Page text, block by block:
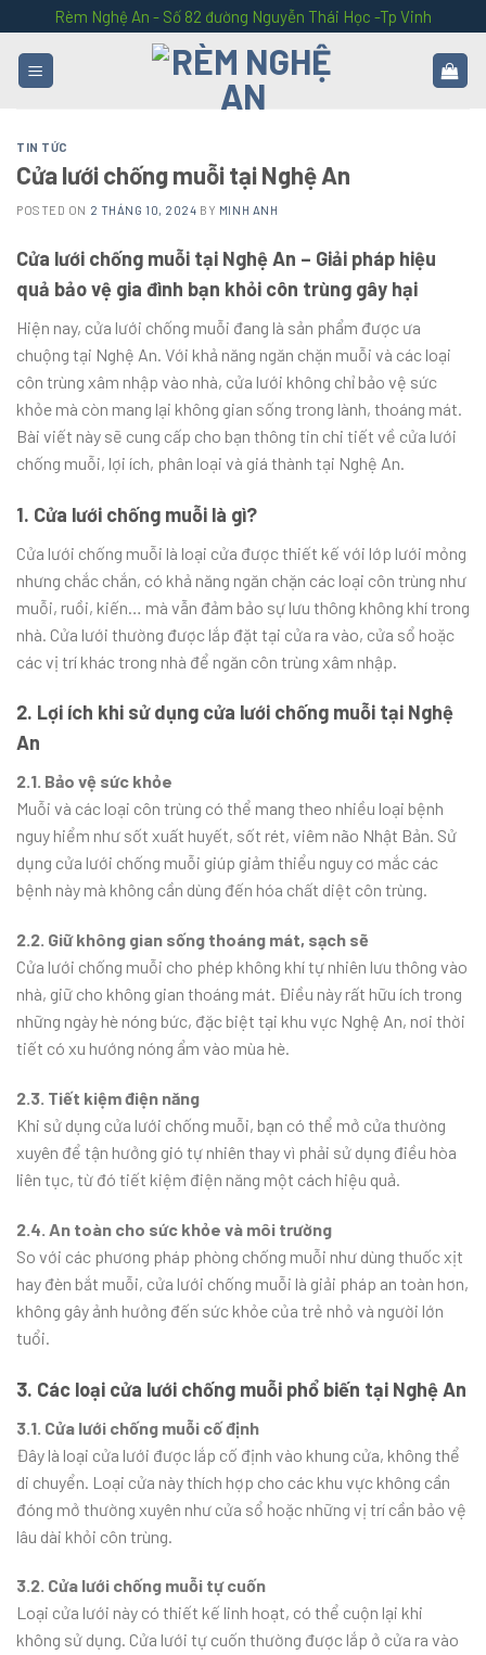
to
content
Rèm Nghệ An - Số 82 đường Nguyễn Thái Học -Tp Vinh
TIN TỨC
Cửa lưới chống muỗi tại Nghệ An
POSTED ON 2 THÁNG 10, 2024 BY MINH ANH
Cửa lưới chống muỗi tại Nghệ An – Giải pháp hiệu
quả bảo vệ gia đình bạn khỏi côn trùng gây hại
Hiện nay, cửa lưới chống muỗi đang là sản phẩm được ưa
chuộng tại Nghệ An. Với khả năng ngăn chặn muỗi và các loại
côn trùng xâm nhập vào nhà, cửa lưới không chỉ bảo vệ sức
khỏe mà còn mang lại không gian sống trong lành, thoáng mát.
Bài viết này sẽ cung cấp cho bạn thông tin chi tiết về cửa lưới
chống muỗi, lợi ích, phân loại và giá thành tại Nghệ An.
1. Cửa lưới chống muỗi là gì?
Cửa lưới chống muỗi là loại cửa được thiết kế với lớp lưới mỏng
nhưng chắc chắn, có khả năng ngăn chặn các loại côn trùng như
muỗi, ruồi, kiến… mà vẫn đảm bảo sự lưu thông không khí trong
nhà. Cửa lưới thường được lắp đặt tại cửa ra vào, cửa sổ hoặc
các vị trí khác trong nhà để ngăn côn trùng xâm nhập.
2. Lợi ích khi sử dụng cửa lưới chống muỗi tại Nghệ
An
2.1. Bảo vệ sức khỏe
Muỗi và các loại côn trùng có thể mang theo nhiều loại bệnh
nguy hiểm như sốt xuất huyết, sốt rét, viêm não Nhật Bản. Sử
dụng cửa lưới chống muỗi giúp giảm thiểu nguy cơ mắc các
bệnh này mà không cần dùng đến hóa chất diệt côn trùng.
2.2. Giữ không gian sống thoáng mát, sạch sẽ
Cửa lưới chống muỗi cho phép không khí tự nhiên lưu thông vào
nhà, giữ cho không gian thoáng mát. Điều này rất hữu ích trong
những ngày hè nóng bức, đặc biệt tại khu vực Nghệ An, nơi thời
tiết có xu hướng nóng ẩm vào mùa hè.
2.3. Tiết kiệm điện năng
Khi sử dụng cửa lưới chống muỗi, bạn có thể mở cửa thường
xuyên để tận hưởng gió tự nhiên thay vì phải sử dụng điều hòa
liên tục, từ đó tiết kiệm điện năng một cách hiệu quả.
2.4. An toàn cho sức khỏe và môi trường
So với các phương pháp phòng chống muỗi như dùng thuốc xịt
hay đèn bắt muỗi, cửa lưới chống muỗi là giải pháp an toàn hơn,
không gây ảnh hưởng đến sức khỏe của trẻ nhỏ và người lớn
tuổi.
3. Các loại cửa lưới chống muỗi phổ biến tại Nghệ An
3.1. Cửa lưới chống muỗi cố định
Đây là loại cửa lưới được lắp cố định vào khung cửa, không thể
di chuyển. Loại cửa này thích hợp cho các khu vực không cần
đóng mở thường xuyên như cửa sổ hoặc những vị trí cần bảo vệ
lâu dài khỏi côn trùng.
3.2. Cửa lưới chống muỗi tự cuốn
Loại cửa lưới này có thiết kế linh hoạt, có thể cuộn lại khi
không sử dụng. Cửa lưới tự cuốn thường được lắp ở cửa ra vào